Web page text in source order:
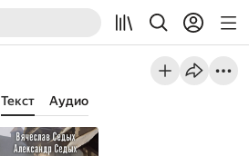
Текст Аудио